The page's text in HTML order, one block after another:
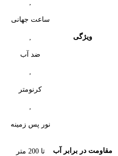
ویژگی
ساعت جهانی
ضد آب
,
کرنومتر
,
نور پس زمینه
مقاومت در برابر آب تا 200 متر